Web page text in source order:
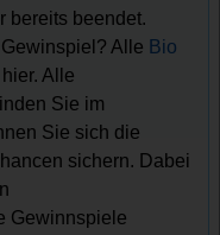
bereits beendet.
Alle Bio
Alle
Sie im
Sie sich die
sichern. Dabei
Gewinnspiele